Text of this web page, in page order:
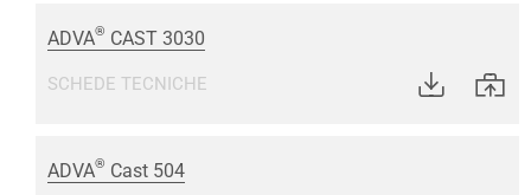
ADVA® CAST 3030
SCHEDE TECNICHE
ADVA® Cast 504